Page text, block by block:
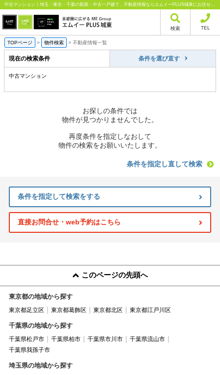
中古マンション｜埼玉・東京・千葉の新築・中古一戸建て、不動産情報ならエムイーPLUS城東にお任せください
検索 TEL
TOPページ > 物件検索 > 不動産情報一覧
現在の検索条件 条件を選び直す
中古マンション
お探しの条件では
物件が見つかりませんでした。
再度条件を指定しなおして
物件の検索をお願いいたします。
条件を指定し直して検索
条件を指定して検索をする
直接お問合せ・web予約はこちら
このページの先頭へ
東京都の地域から探す
東京都足立区 東京都葛飾区 東京都北区 東京都江戸川区
千葉県の地域から探す
千葉県松戸市 千葉県柏市 千葉県市川市
千葉県流山市
千葉県我孫子市
埼玉県の地域から探す